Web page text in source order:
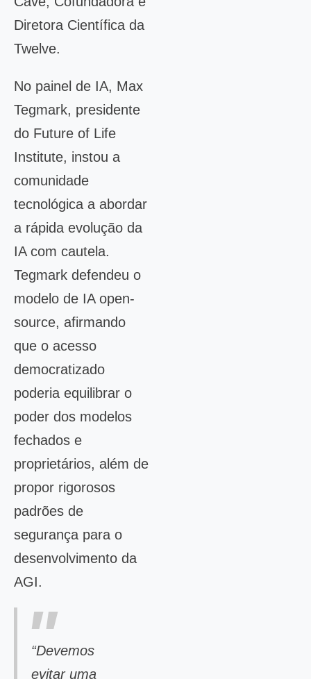
Diretora Científica da
Twelve.
No painel de IA, Max
Tegmark, presidente
do Future of Life
Institute, instou a
comunidade
tecnológica a abordar
a rápida evolução da
IA com cautela.
Tegmark defendeu o
modelo de IA open-
source, afirmando
que o acesso
democratizado
poderia equilibrar o
poder dos modelos
fechados e
proprietários, além de
propor rigorosos
padrões de
segurança para o
desenvolvimento da
AGI.
“Devemos
evitar uma